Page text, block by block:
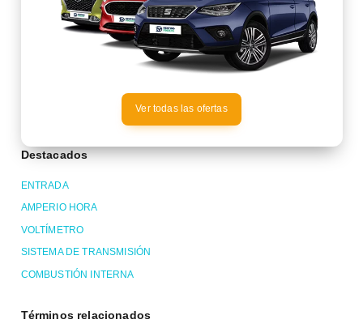
Ver todas las ofertas
Destacados
ENTRADA
AMPERIO HORA
VOLTÍMETRO
SISTEMA DE TRANSMISIÓN
COMBUSTIÓN INTERNA
Términos relacionados